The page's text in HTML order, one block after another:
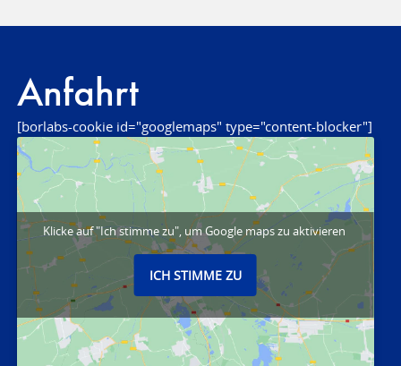
Anfahrt
[borlabs-cookie id="googlemaps" type="content-blocker"]
Klicke auf "Ich stimme zu", um Google maps zu aktivieren
ICH STIMME ZU